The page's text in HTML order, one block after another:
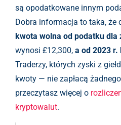
są opodatkowane innym
Dobra informacja to taka, że
kwota wolna od podatku dla
wynosi £12,300, a od 2023 r.
Traderzy, których zyski z
kwoty — nie zapłacą
przeczytasz więcej o
kryptowalut.